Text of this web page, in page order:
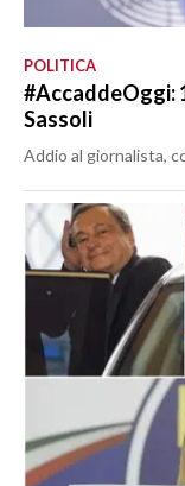
POLITICA
#AccaddeOggi:
Sassoli
Addio al giornalista,